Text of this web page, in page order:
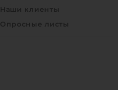
Наши клиенты
Опросные листы